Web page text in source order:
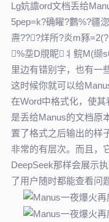
Lg妔譫ord文档丢给
5pep=k?确矅?鷜%?疆
燾???烊所?炎m豩
%坖D覑眤丬鲩M(缬
里边有错别字，也有一
这时候你就可以给
在Word中格式化，使其
是丢给Manus的文档原
置了格式之后输出的样
非常的有层次。而且，
DeepSeek那样会展示
了用户随时都能查看问